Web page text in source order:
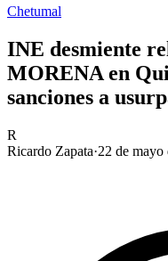
Chetumal
INE desmiente
MORENA en
sanciones a
R
Ricardo Zapata·22 de mayo